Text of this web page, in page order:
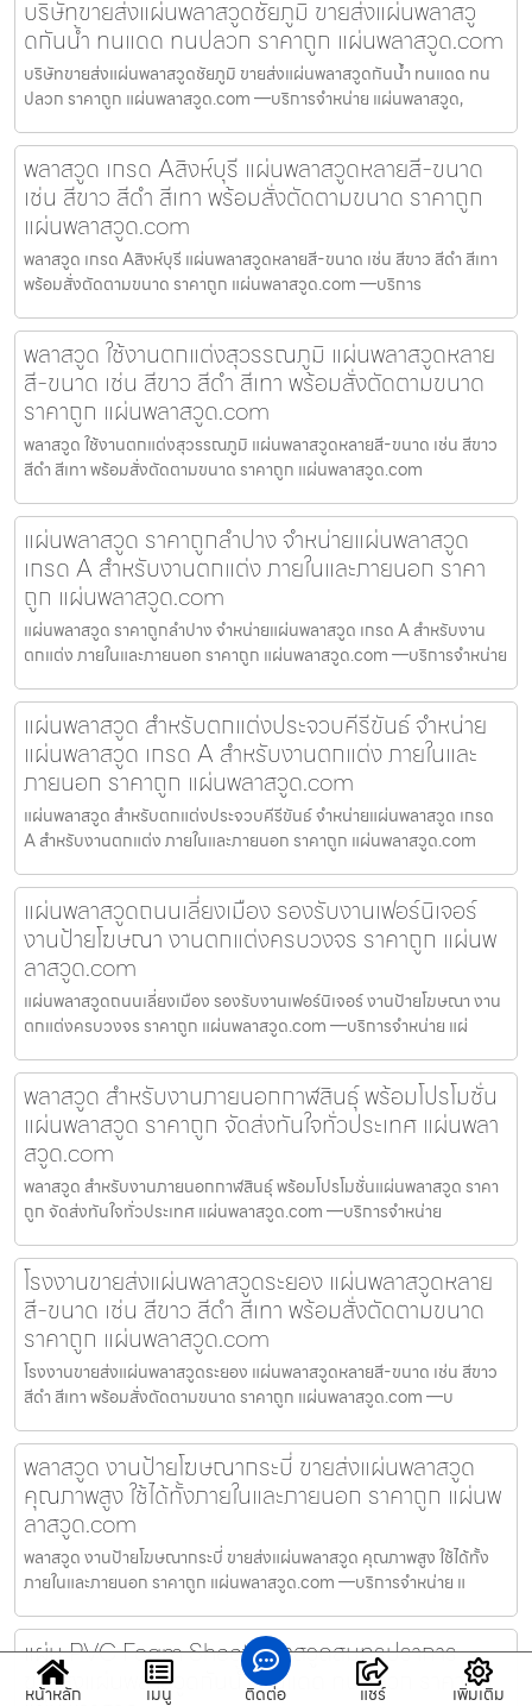
บริษัทขายส่งแผ่นพลาสวูดชัยภูมิ ขายส่งแผ่นพลาสวู
ดกันน้ำ ทนแดด ทนปลวก ราคาถูก แผ่นพลาสวูด.com
บริษัทขายส่งแผ่นพลาสวูดชัยภูมิ ขายส่งแผ่นพลาสวูดกันน้ำ ทนแดด ทน
ปลวก ราคาถูก แผ่นพลาสวูด.com —บริการจำหน่าย แผ่นพลาสวูด,
พลาสวูด เกรด Aสิงห์บุรี แผ่นพลาสวูดหลายสี-ขนาด
เช่น สีขาว สีดำ สีเทา พร้อมสั่งตัดตามขนาด ราคาถูก
แผ่นพลาสวูด.com
พลาสวูด เกรด Aสิงห์บุรี แผ่นพลาสวูดหลายสี-ขนาด เช่น สีขาว สีดำ สีเทา
พร้อมสั่งตัดตามขนาด ราคาถูก แผ่นพลาสวูด.com —บริการ
พลาสวูด ใช้งานตกแต่งสุวรรณภูมิ แผ่นพลาสวูดหลาย
สี-ขนาด เช่น สีขาว สีดำ สีเทา พร้อมสั่งตัดตามขนาด
ราคาถูก แผ่นพลาสวูด.com
พลาสวูด ใช้งานตกแต่งสุวรรณภูมิ แผ่นพลาสวูดหลายสี-ขนาด เช่น สีขาว
สีดำ สีเทา พร้อมสั่งตัดตามขนาด ราคาถูก แผ่นพลาสวูด.com
แผ่นพลาสวูด ราคาถูกลำปาง จำหน่ายแผ่นพลาสวูด
เกรด A สำหรับงานตกแต่ง ภายในและภายนอก ราคา
ถูก แผ่นพลาสวูด.com
แผ่นพลาสวูด ราคาถูกลำปาง จำหน่ายแผ่นพลาสวูด เกรด A สำหรับงาน
ตกแต่ง ภายในและภายนอก ราคาถูก แผ่นพลาสวูด.com —บริการจำหน่าย
แผ่นพลาสวูด สำหรับตกแต่งประจวบคีรีขันธ์ จำหน่าย
แผ่นพลาสวูด เกรด A สำหรับงานตกแต่ง ภายในและ
ภายนอก ราคาถูก แผ่นพลาสวูด.com
แผ่นพลาสวูด สำหรับตกแต่งประจวบคีรีขันธ์ จำหน่ายแผ่นพลาสวูด เกรด
A สำหรับงานตกแต่ง ภายในและภายนอก ราคาถูก แผ่นพลาสวูด.com
แผ่นพลาสวูดถนนเลี่ยงเมือง รองรับงานเฟอร์นิเจอร์
งานป้ายโฆษณา งานตกแต่งครบวงจร ราคาถูก แผ่นพ
ลาสวูด.com
แผ่นพลาสวูดถนนเลี่ยงเมือง รองรับงานเฟอร์นิเจอร์ งานป้ายโฆษณา งาน
ตกแต่งครบวงจร ราคาถูก แผ่นพลาสวูด.com —บริการจำหน่าย แผ่
พลาสวูด สำหรับงานภายนอกกาฬสินธุ์ พร้อมโปรโมชั่น
แผ่นพลาสวูด ราคาถูก จัดส่งทันใจทั่วประเทศ แผ่นพลา
สวูด.com
พลาสวูด สำหรับงานภายนอกกาฬสินธุ์ พร้อมโปรโมชั่นแผ่นพลาสวูด ราคา
ถูก จัดส่งทันใจทั่วประเทศ แผ่นพลาสวูด.com —บริการจำหน่าย
โรงงานขายส่งแผ่นพลาสวูดระยอง แผ่นพลาสวูดหลาย
สี-ขนาด เช่น สีขาว สีดำ สีเทา พร้อมสั่งตัดตามขนาด
ราคาถูก แผ่นพลาสวูด.com
โรงงานขายส่งแผ่นพลาสวูดระยอง แผ่นพลาสวูดหลายสี-ขนาด เช่น สีขาว
สีดำ สีเทา พร้อมสั่งตัดตามขนาด ราคาถูก แผ่นพลาสวูด.com —บ
พลาสวูด งานป้ายโฆษณากระบี่ ขายส่งแผ่นพลาสวูด
คุณภาพสูง ใช้ได้ทั้งภายในและภายนอก ราคาถูก แผ่นพ
ลาสวูด.com
พลาสวูด งานป้ายโฆษณากระบี่ ขายส่งแผ่นพลาสวูด คุณภาพสูง ใช้ได้ทั้ง
ภายในและภายนอก ราคาถูก แผ่นพลาสวูด.com —บริการจำหน่าย แ
แผ่น PVC Foam Sheet พลาสวูดสมุทรปราการ
ขายส่งแผ่นพลาสวูดกันน้ำ ทนแดด ทนปลวก ราคาถูก
หน้าหลัก เมนู ติดต่อ แชร์ เพิ่มเติม